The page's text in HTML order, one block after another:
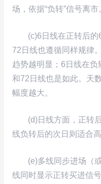
场，依据“负转”信号离市
(c)6日线在正转后
72日线也遵循同样规律
趋势越明显；6日线在
和72日线也是如此。天
幅度越大。
(d)日线方面，正转
线负转后的次日则适合高
(e)多线同步进场（
线同时显示正转买进信